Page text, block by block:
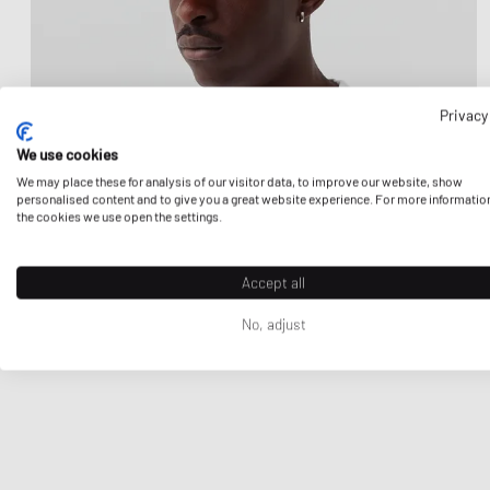
We use cookies
We may place these for analysis of our visitor data, to improve our website, show
personalised content and to give you a great website experience. For more
the cookies we use open the settings.
Accept all
No, adjust